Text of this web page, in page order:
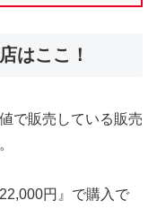
はここ！
で販売している販売
円』で購入で